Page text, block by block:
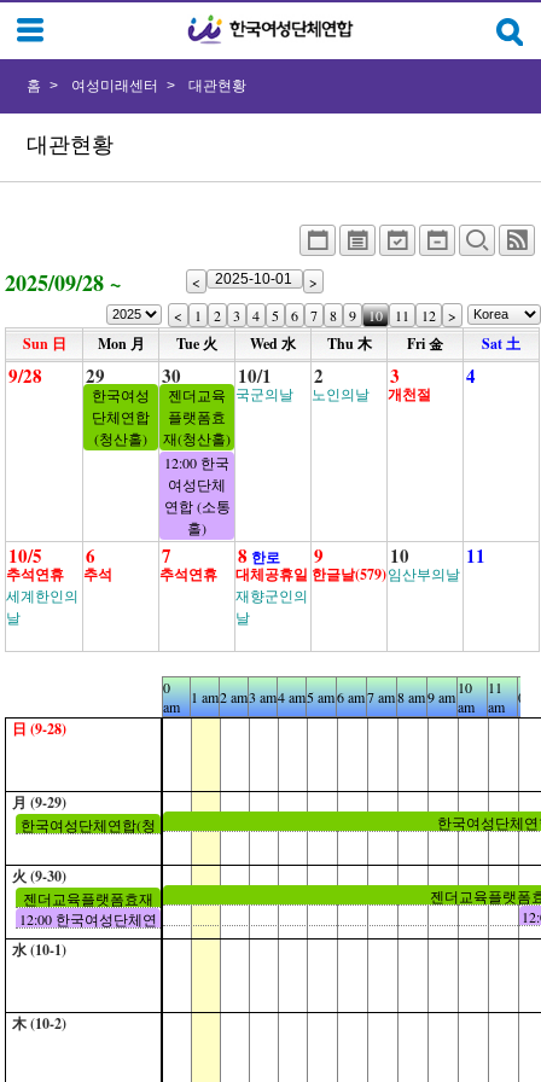
대관현황
홈 여성미래센터 대관현황
2025/09/28 ~ <
>
<
1 2 3 4 5 6 7 8 9 10 11 12 >
Sun 日 Mon 月 Tue 火 Wed 水 Thu 木 Fri 金 Sat 土
9/28 29
한국여성
단체연합
(청산홀)
30
젠더교육
플랫폼효
재(청산홀)
12:00 한국
여성단체
연합 (소통
홀)
10/1
국군의날
2
노인의날
3
개천절
4
10/5
추석연휴
세계한인의
날
6
추석
7
추석연휴
8 한로
대체공휴일
재향군인의
날
9
한글날(579)
10
임산부의날
11
0
am 1 am2 am3 am4 am5 am6 am7 am8 am9 am10
am
11
am
0
日 (9-28)
月 (9-29)
한국여성단체연합(청
火 (9-30)
젠더교육플랫폼효재
(청산홀)
12:00 한국여성단체연
합 (소통홀)
水 (10-1)
木 (10-2)
한국여성단체
젠더교육플랫폼